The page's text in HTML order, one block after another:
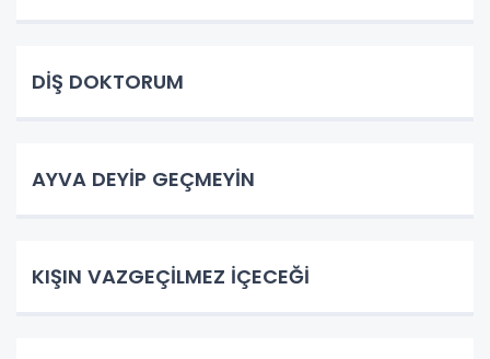
DİŞ DOKTORUM
AYVA DEYİP GEÇMEYİN
KIŞIN VAZGEÇİLMEZ İÇECEĞİ